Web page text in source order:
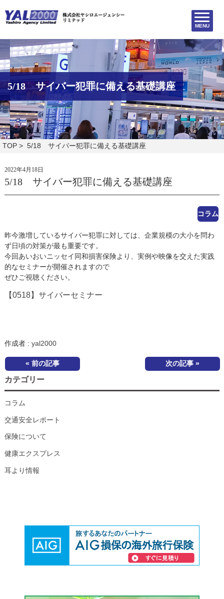
MENU
5/18 サイバー犯罪に備える基礎講座
TOP > 5/18 サイバー犯罪に備える基礎講座
2022年4月18日
5/18 サイバー犯罪に備える基礎講座
コラム
昨今激増しているサイバー犯罪に対しては、企業規模の大小を問わ
ず日頃の対策が最も重要です。
今回あいおいニッセイ同和損害保険より、実例や映像を交えた実践
的なセミナーが開催されますので
ぜひご視聴ください。
【0518】サイバーセミナー
作成者 : yal2000
« 前の記事 次の記事 »
カテゴリー
コラム
交通安全レポート
保険について
健康エクスプレス
耳より情報